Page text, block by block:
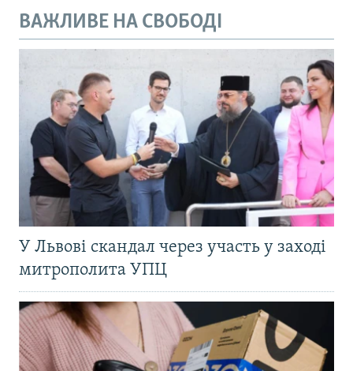
ВАЖЛИВЕ НА СВОБОДІ
У Львові скандал через участь у заході
митрополита УПЦ